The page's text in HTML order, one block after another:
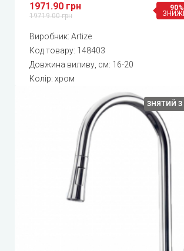
1971.90 грн
19719.00 грн
90%
Виробник: Artize
Код товару: 148403
Довжина виливу, см: 16-20
Колір: хром
ЗНЯТИЙ